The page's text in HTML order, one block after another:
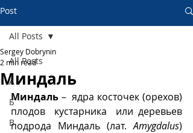
Post
All Posts
А
Б
В
All Posts
Миндаль
Sergey Dobrynin
2 min read
Миндаль –  ядра косточек (орехов)
плодов  кустарника  или деревьев
подрода Миндаль (лат. Amygdalus)